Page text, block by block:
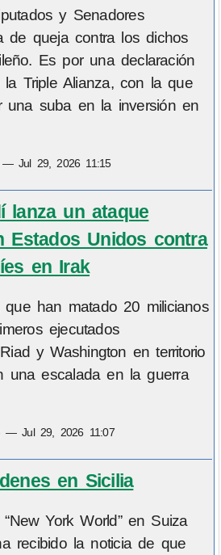
y Senadores
de queja contra los dichos
Es por una declaración
Triple Alianza, con la que
una suba en la inversión en
— Jul 29, 2026 11:15
lanza un ataque
Estados Unidos contra
en Irak
que han matado 20 milicianos
ejecutados
y Washington en territorio
una escalada en la guerra
—Jul 29, 2026 11:07
en Sicilia
York World” en Suiza
recibido la noticia de que